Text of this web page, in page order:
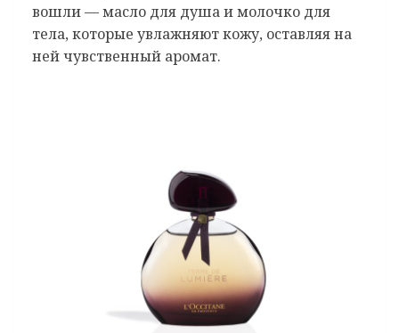
вошли — масло для душа и молочко для
тела, которые увлажняют кожу, оставляя на
ней чувственный аромат.